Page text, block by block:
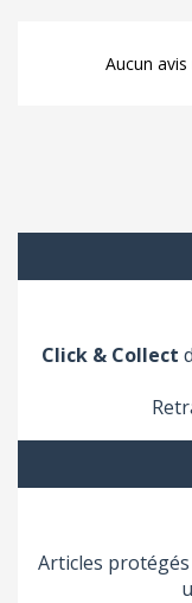
Aucun
Click & Collect
Articles